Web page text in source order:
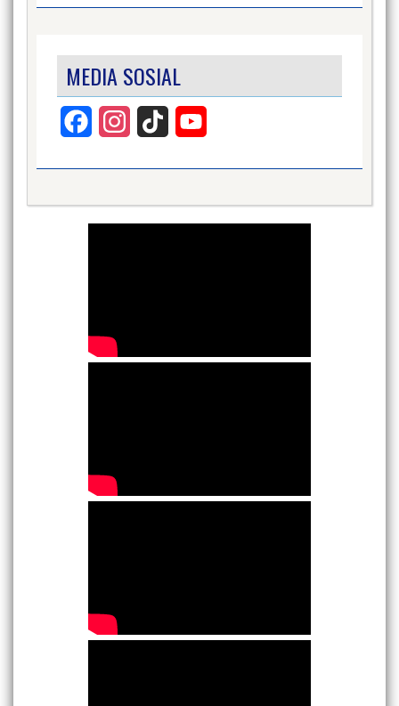
MEDIA SOSIAL
Facebook InstagramTikTok